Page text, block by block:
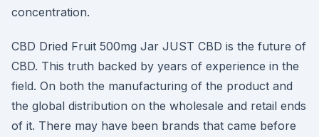
concentration.
CBD Dried Fruit 500mg Jar JUST CBD is the future of
CBD. This truth backed by years of experience in the
field. On both the manufacturing of the product and
the global distribution on the wholesale and retail ends
of it. There may have been brands that came before